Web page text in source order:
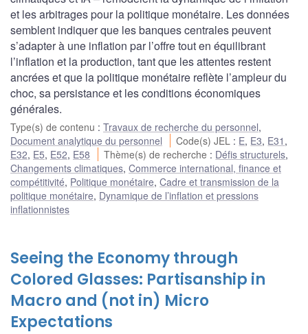
et les arbitrages pour la politique monétaire. Les données
semblent indiquer que les banques centrales peuvent
s’adapter à une inflation par l’offre tout en équilibrant
l’inflation et la production, tant que les attentes restent
ancrées et que la politique monétaire reflète l’ampleur du
choc, sa persistance et les conditions économiques
générales.
Type(s) de contenu : Travaux de recherche du personnel,
Document analytique du personnel
Code(s) JEL : E, E3, E31 ,
E32, E5, E52, E58 Thème(s) de recherche : Défis structurels,
Changements climatiques, Commerce international, finance et
compétitivité, Politique monétaire, Cadre et transmission de la
politique monétaire, Dynamique de l’inflation et pressions
inflationnistes
Seeing the Economy through
Colored Glasses: Partisanship in
Macro and (not in) Micro
Expectations